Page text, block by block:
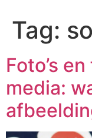
Tag:
Foto’s
media: